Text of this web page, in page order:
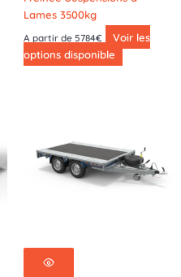
Lames 3500kg
A partir de 5784€
Voir les
options disponible